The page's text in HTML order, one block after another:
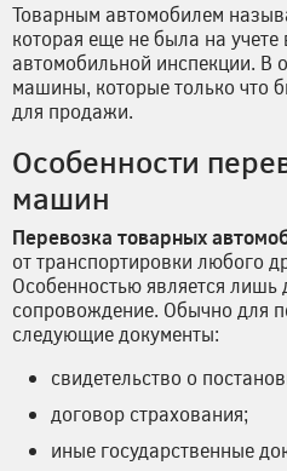
Товарным автомобилем
которая еще не была на учете
автомобильной инспекции. В
машины, которые только что
для продажи.
Особенности
машин
Перевозка товарных
от транспортировки любого
Особенностью является лишь
сопровождение. Обычно для
следующие документы:
свидетельство о
договор страхования;
иные государственные